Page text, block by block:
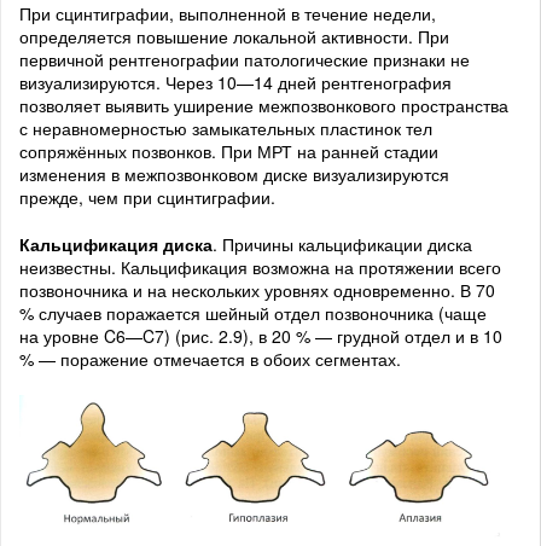
При сцинтиграфии, выполненной в течение недели,
определяется повышение локальной активности. При
первичной рентгенографии патологические признаки не
визуализируются. Через 10—14 дней рентгенография
позволяет выявить уширение межпозвонкового пространства
с неравномерностью замыкательных пластинок тел
сопряжённых позвонков. При МРТ на ранней стадии
изменения в межпозвонковом диске визуализируются
прежде, чем при сцинтиграфии.
Кальцификация диска. Причины кальцификации диска
неизвестны. Кальцификация возможна на протяжении всего
позвоночника и на нескольких уровнях одновременно. В 70
% случаев поражается шейный отдел позвоночника (чаще
на уровне C6—C7) (рис. 2.9), в 20 % — грудной отдел и в 10
% — поражение отмечается в обоих сегментах.